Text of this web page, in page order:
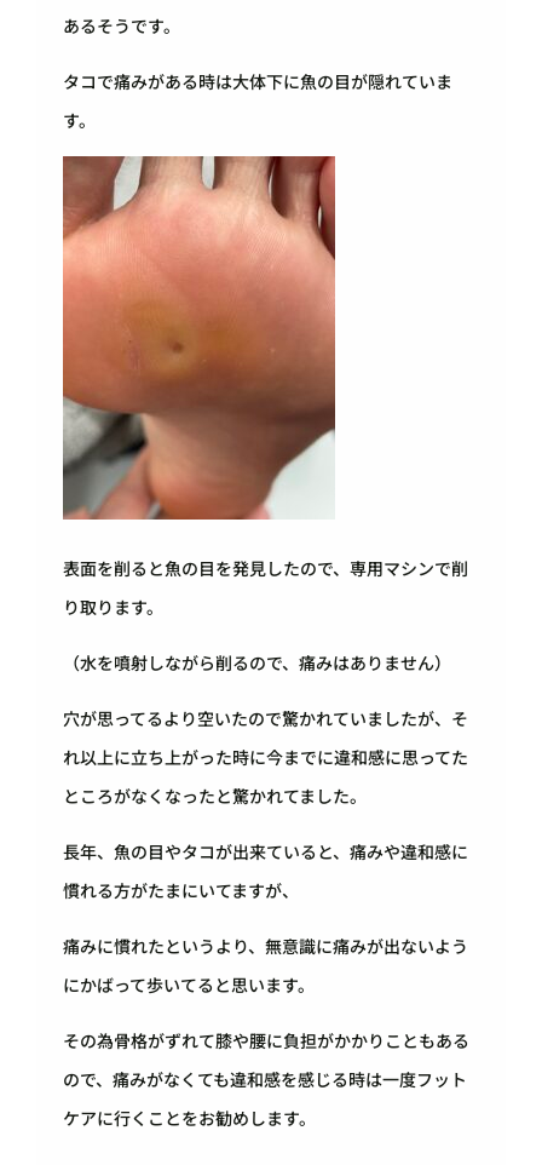
あるそうです。
タコで痛みがある時は大体下に魚の目が隠れていま
す。
表面を削ると魚の目を発見したので、専用マシンで削
り取ります。
（水を噴射しながら削るので、痛みはありません）
穴が思ってるより空いたので驚かれていましたが、そ
れ以上に立ち上がった時に今までに違和感に思ってた
ところがなくなったと驚かれてました。
長年、魚の目やタコが出来ていると、痛みや違和感に
慣れる方がたまにいてますが、
痛みに慣れたというより、無意識に痛みが出ないよう
にかばって歩いてると思います。
その為骨格がずれて膝や腰に負担がかかりこともある
ので、痛みがなくても違和感を感じる時は一度フット
ケアに行くことをお勧めします。